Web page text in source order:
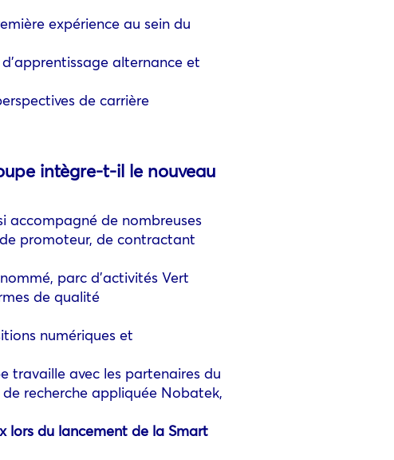
expérience au sein du
alternance et
de carrière
intègre-t-il le nouveau
accompagné de nombreuses
promoteur, de contractant
parc d’activités Vert
de qualité
numériques et
travaille avec les partenaires du
recherche appliquée Nobatek,
lors du lancement de la Smart